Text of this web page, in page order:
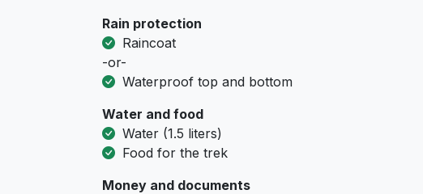
Rain protection
Raincoat
-or-
Waterproof top and bottom
Water and food
Water (1.5 liters)
Food for the trek
Money and documents